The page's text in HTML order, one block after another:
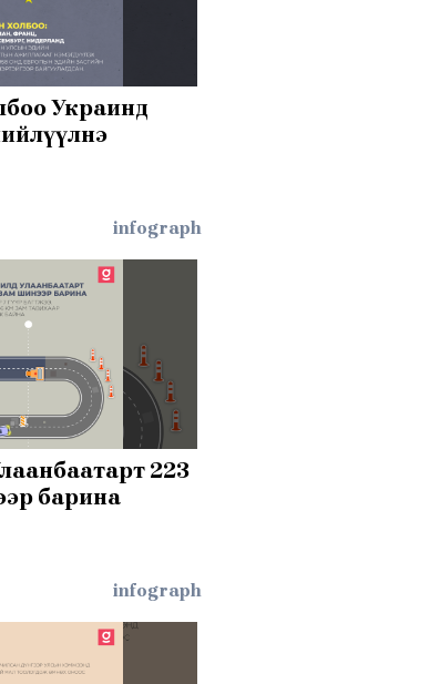
Украинд
нийлүүлнэ
infograph
223
барина
infograph